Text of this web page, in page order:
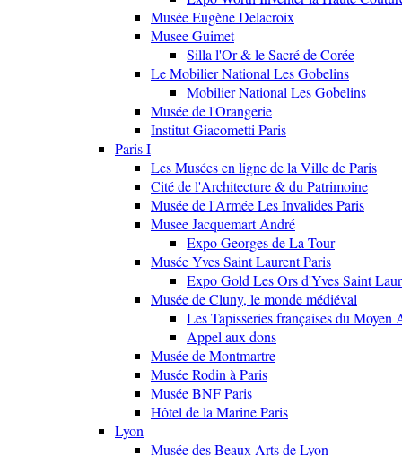
Musée Eugène Delacroix
Musee Guimet
Silla l'Or & le Sacré de Corée
Le Mobilier National Les Gobelins
Mobilier National Les Gobelins
Musée de l'Orangerie
Institut Giacometti Paris
Paris I
Les Musées en ligne de la Ville de Paris
Cité de l'Architecture & du Patrimoine
Musée de l'Armée Les Invalides Paris
Musee Jacquemart André
Expo Georges de La Tour
Musée Yves Saint Laurent Paris
Expo Gold Les Ors d'Yves Saint
Musée de Cluny, le monde médiéval
Les Tapisseries françaises du Moyen
Appel aux dons
Musée de Montmartre
Musée Rodin à Paris
Musée BNF Paris
Hôtel de la Marine Paris
Lyon
Musée des Beaux Arts de Lyon